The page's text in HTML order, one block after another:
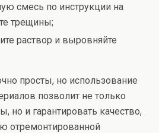
смесь по инструкции на
трещины;
раствор и выровняйте
просты, но использование
позволит не только
но и гарантировать качество,
отремонтированной